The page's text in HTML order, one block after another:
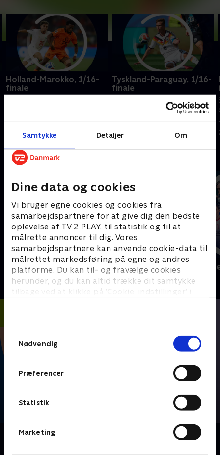
Samtykke Detaljer Om
Dine data og cookies
Vi bruger egne cookies og cookies fra
samarbejdspartnere for at give dig den bedste
oplevelse af TV 2 PLAY, til statistik og til at
målrette annoncer til dig. Vores
samarbejdspartnere kan anvende cookie-data til
målrettet markedsføring på egne og andres
platforme. Du kan til- og fravælge cookies
herunder, og du kan altid trække dit samtykke
tilbage ved at klikke på ’Cookie-indstillinger’ i
Nødvendig
Præferencer
Statistik
Marketing
Holland-Marokko, 1/16-
finale
30. juni 2026 • 5 min
Tyskland-Paraguay, 1/16-
finale
Se højdepunkterne fra VM-
opgøret mellem Tyskland og
30. juni 2026 • 5 min
Andre så også
Sport Fokus
Sport Sport
Om FIFA VM 2026 - Højdepunkter